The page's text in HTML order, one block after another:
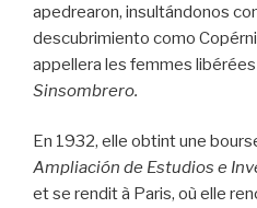
apedrearon, insultándonos
descubrimiento como
appellera les femmes
Sinsombrero.
En 1932, elle obtint une
Ampliación de Estudios e
et se rendit à Paris, où elle